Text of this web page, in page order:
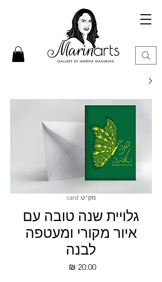
מק"ט: card
גלויית שנה טובה עם
איור מקורי ומעטפה
לבנה
‏20.00 ‏₪